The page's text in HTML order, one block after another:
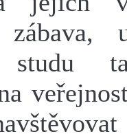
zábava,
studu